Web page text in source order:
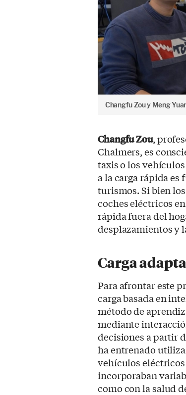
Changfu Zou y Meng
Changfu Zou,
Chalmers, es
taxis o los
a la carga rápida
turismos. Si bien
coches eléctricos
rápida fuera del
desplazamientos y
Carga
Para afrontar este
carga basada en
método de
mediante
decisiones a partir
ha entrenado
vehículos
incorporaban
como con la salud